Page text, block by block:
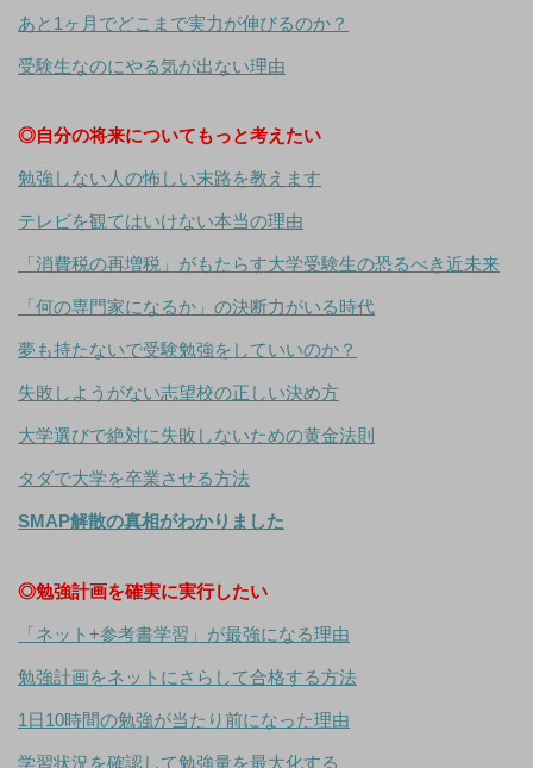
あと1ヶ月でどこまで実力が伸びるのか？
受験生なのにやる気が出ない理由
◎自分の将来についてもっと考えたい
勉強しない人の怖しい末路を教えます
テレビを観てはいけない本当の理由
「消費税の再増税」がもたらす大学受験生の恐るべき近未来
「何の専門家になるか」の決断力がいる時代
夢も持たないで受験勉強をしていいのか？
失敗しようがない志望校の正しい決め方
大学選びで絶対に失敗しないための黄金法則
タダで大学を卒業させる方法
SMAP解散の真相がわかりました
◎勉強計画を確実に実行したい
「ネット+参考書学習」が最強になる理由
勉強計画をネットにさらして合格する方法
1日10時間の勉強が当たり前になった理由
学習状況を確認して勉強量を最大化する